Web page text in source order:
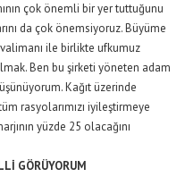
çok önemli bir yer tuttuğunu
da çok önemsiyoruz. Büyüme
ile birlikte ufkumuz
Ben bu şirketi yöneten adam
Kağıt üzerinde
rasyolarımızı iyileştirmeye
yüzde 25 olacağını
GÖRÜYORUM